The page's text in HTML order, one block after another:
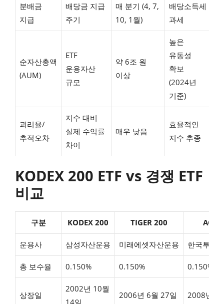
분배금
지급
배당금 지급
주기
매 분기 (4, 7,
10, 1월)
배당소득세
과세
순자산총액
(AUM)
ETF
운용자산
규모
약 6조 원
이상
높은
유동성
확보
(2024년
기준)
괴리율/
추적오차
지수 대비
실제 수익률
차이
매우 낮음
효율적인
지수 추종
KODEX 200 ETF vs 경쟁 ETF
비교
구분 KODEX 200 TIGER 200 ACE
운용사 삼성자산운용 미래에셋자산운용 한국투자
총 보수율 0.150% 0.150% 0.150%
상장일
2002년 10월
2006년 6월 27일 2008년 5